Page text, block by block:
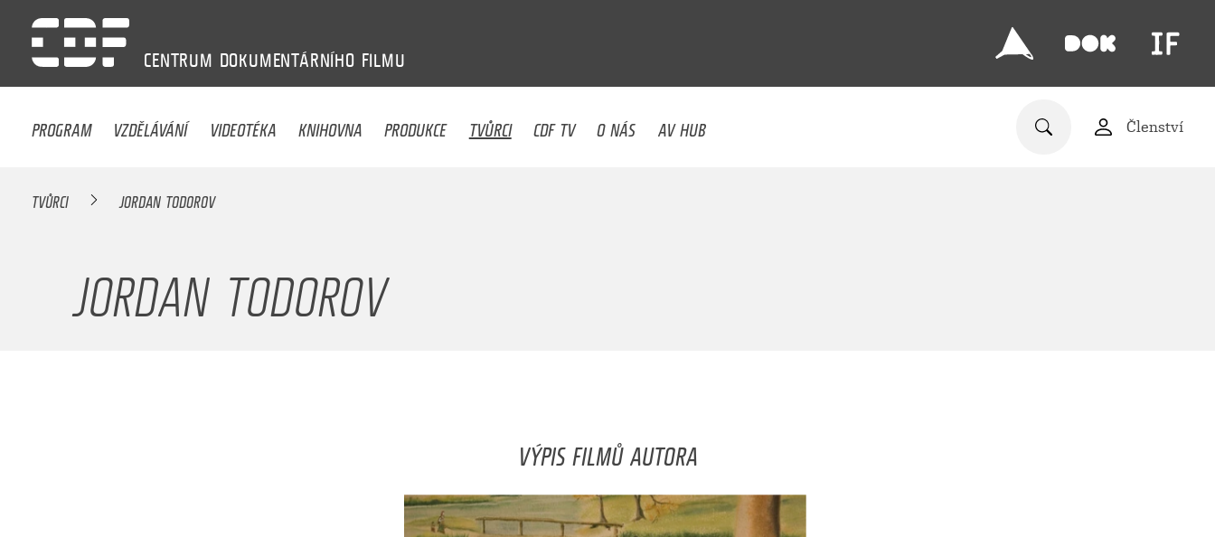
CENTRUM DOKUMENTÁRNÍHO FILMU
PROGRAM VZDĚLÁVÁNÍ VIDEOTÉKA KNIHOVNA PRODUKCE TVŮRCI CDF TV O NÁS AV HUB Členství
TVŮRCI JORDAN TODOROV
JORDAN TODOROV
VÝPIS FILMŮ AUTORA